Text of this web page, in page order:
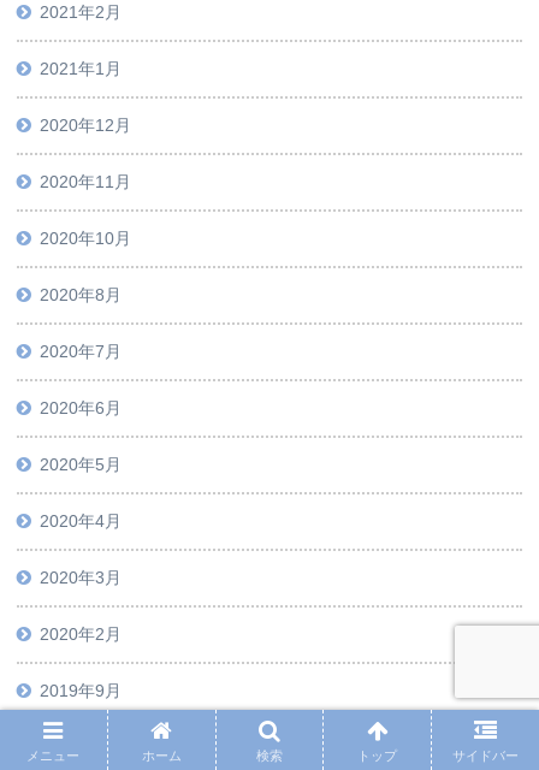
2021年2月
2021年1月
2020年12月
2020年11月
2020年10月
2020年8月
2020年7月
2020年6月
2020年5月
2020年4月
2020年3月
2020年2月
2019年9月
メニュー ホーム 検索 トップ サイドバー